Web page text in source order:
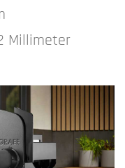
Millimeter